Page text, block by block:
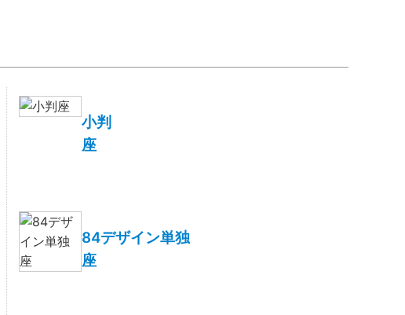
小判
座
84デザイン単独
座